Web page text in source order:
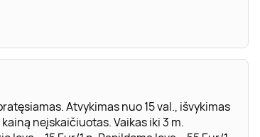
Atvykimas nuo 15 val., išvykimas
neįskaičiuotas. Vaikas iki 3 m.